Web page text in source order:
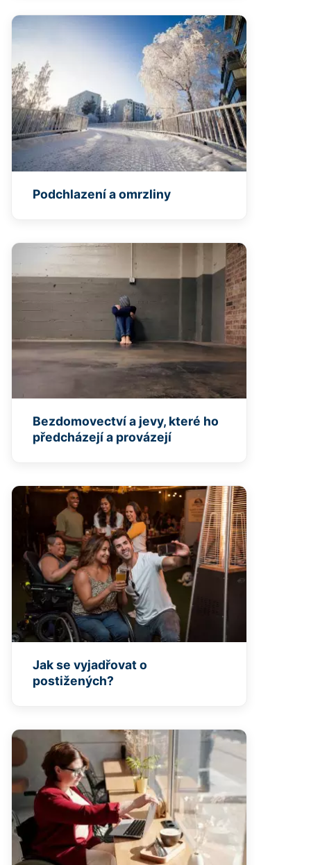
Podchlazení a omrzliny
Bezdomovectví a jevy, které ho
předcházejí a provázejí
Jak se vyjadřovat o
postižených?